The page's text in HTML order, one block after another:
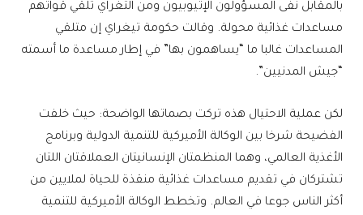
بالمقابل نفى المسؤولون الإثيوبيون ومن التغراي تلقي قواتهم
مساعدات غذائية محولة. وقالت حكومة تيغراي إن متلقي
المساعدات غالبا ما “يساهمون بها” في إطار مساعدة ما أسمته
“جيش المدنيين”.
لكن عملية الاحتيال هذه تركت بصماتها الواضحة: حيث خلفت
الفضيحة شرخا بين الوكالة الأميركية للتنمية الدولية وبرنامج
الأغذية العالمي، وهما المنظمتان الإنسانيتان العملاقتان اللتان
تشتركان في تقديم مساعدات غذائية منقذة للحياة لملايين من
أكثر الناس جوعا في العالم. وتخطط الوكالة الأميركية للتنمية